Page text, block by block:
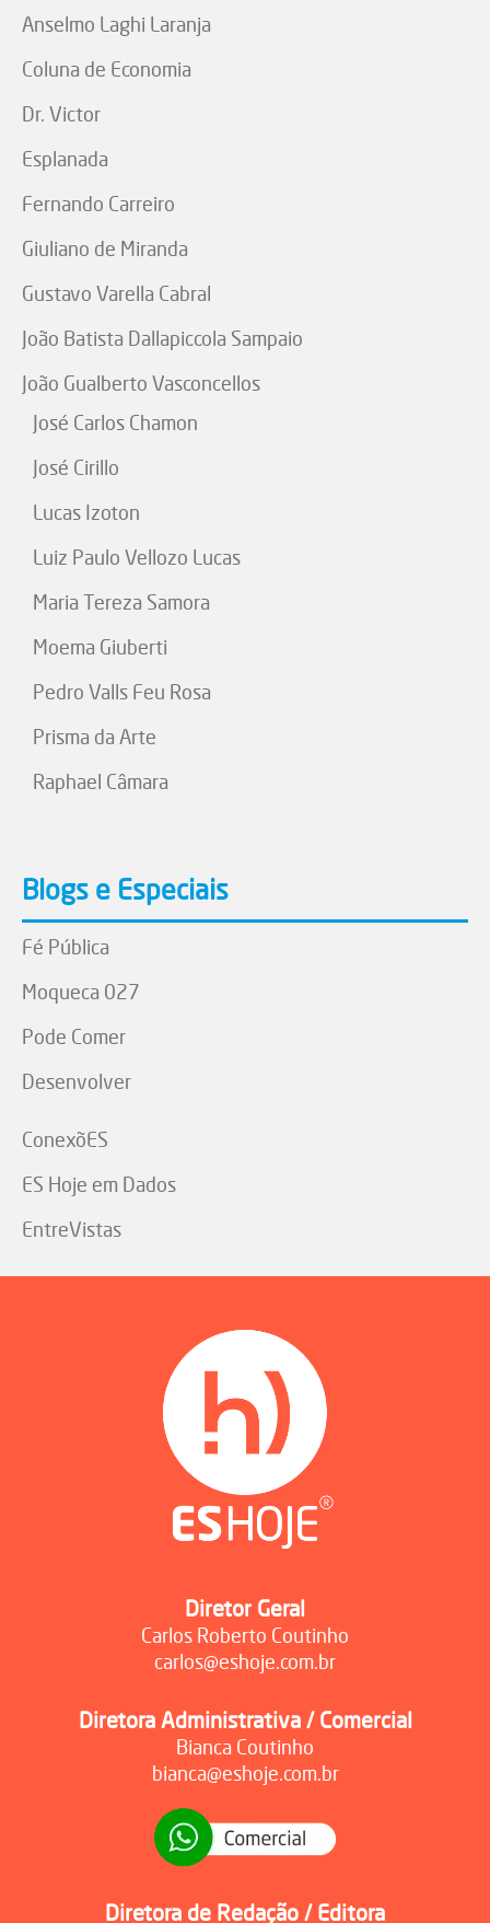
Anselmo Laghi Laranja
Coluna de Economia
Dr. Victor
Esplanada
Fernando Carreiro
Giuliano de Miranda
Gustavo Varella Cabral
João Batista Dallapiccola Sampaio
João Gualberto Vasconcellos
José Carlos Chamon
José Cirillo
Lucas Izoton
Luiz Paulo Vellozo Lucas
Maria Tereza Samora
Moema Giuberti
Pedro Valls Feu Rosa
Prisma da Arte
Raphael Câmara
Blogs e Especiais
Fé Pública
Moqueca 027
Pode Comer
Desenvolver
ConexõES
ES Hoje em Dados
EntreVistas
Diretor Geral
Carlos Roberto Coutinho
carlos@eshoje.com.br
Diretora Administrativa / Comercial
Bianca Coutinho
bianca@eshoje.com.br
Diretora de Redação / Editora